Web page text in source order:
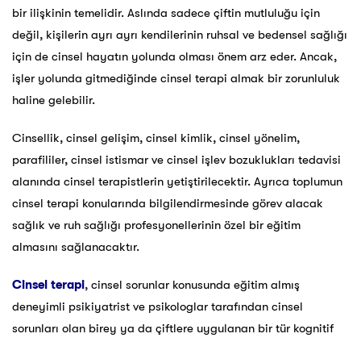
bir ilişkinin temelidir. Aslında sadece çiftin mutluluğu için
değil, kişilerin ayrı ayrı kendilerinin ruhsal ve bedensel sağlığı
için de cinsel hayatın yolunda olması önem arz eder. Ancak,
işler yolunda gitmediğinde cinsel terapi almak bir zorunluluk
haline gelebilir.
Cinsellik, cinsel gelişim, cinsel kimlik, cinsel yönelim,
parafililer, cinsel istismar ve cinsel işlev bozuklukları tedavisi
alanında cinsel terapistlerin yetiştirilecektir. Ayrıca toplumun
cinsel terapi konularında bilgilendirmesinde görev alacak
sağlık ve ruh sağlığı profesyonellerinin özel bir eğitim
almasını sağlanacaktır.
Cinsel terapi, cinsel sorunlar konusunda eğitim almış
deneyimli psikiyatrist ve psikologlar tarafından cinsel
sorunları olan birey ya da çiftlere uygulanan bir tür kognitif